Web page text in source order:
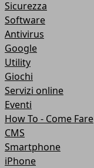
Sicurezza
Software
Antivirus
Google
Utility
Giochi
Servizi online
Eventi
How To - Come Fare
CMS
Smartphone
iPhone